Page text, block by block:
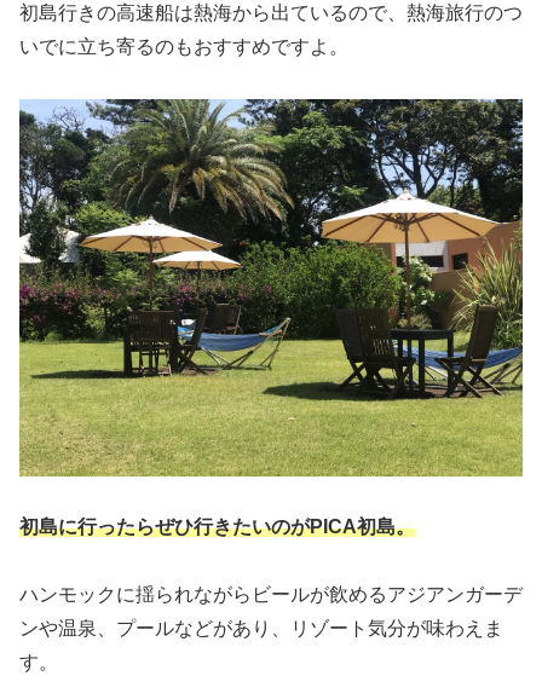
初島行きの高速船は熱海から出ているので、熱海旅行のつ
いでに立ち寄るのもおすすめですよ。
初島に行ったらぜひ行きたいのがPICA初島。
ハンモックに揺られながらビールが飲めるアジアンガーデ
ンや温泉、プールなどがあり、リゾート気分が味わえま
す。